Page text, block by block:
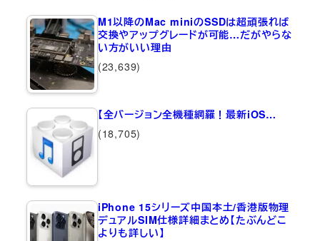
M1以降のMac miniのSSDは超頑張れば
交換やアップグレードが可能…だがやらな
い方がいい理由
(23,639)
【全バージョン全機種網羅！最新iOS…
(18,705)
iPhone 15シリーズ中国本土/香港版物理
デュアルSIM仕様詳細まとめ【たぶんどこ
よりも詳しい】